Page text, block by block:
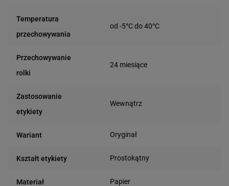
Temperatura
przechowywania
od -5°C do 40°C
Przechowywanie
rolki
24 miesiące
Zastosowanie
etykiety
Wewnątrz
Wariant Oryginał
Kształt etykiety Prostokątny
Materiał Papier